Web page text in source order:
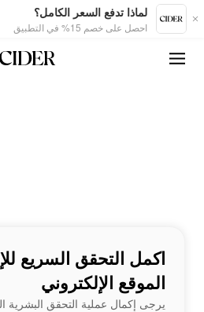
لماذا تدفع السعر الكامل؟
احصل على خصم 15% في التطبيق
اكمل التحقق السريع
الموقع الإلكتروني
يرجى إكمال عملية التحقق البشرية